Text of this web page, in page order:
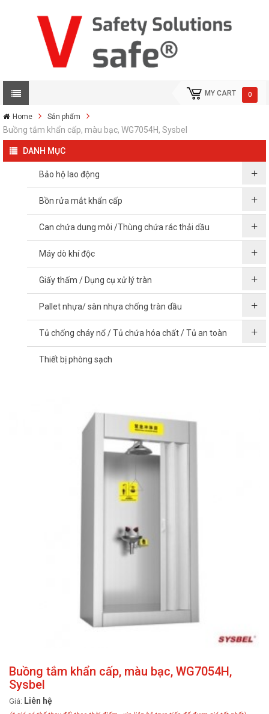
MY CART 0
Home Sản phẩm
Buồng tắm khẩn cấp, màu bạc, WG7054H, Sysbel
DANH MỤC
Bảo hộ lao động
Bồn rửa mắt khẩn cấp
Can chứa dung môi /Thùng chứa rác thải dầu
Máy dò khí độc
Giấy thấm / Dụng cụ xử lý tràn
Pallet nhựa/ sàn nhựa chống tràn dầu
Tủ chống cháy nổ / Tủ chứa hóa chất / Tủ an toàn
Thiết bị phòng sạch
Buồng tắm khẩn cấp, màu bạc, WG7054H,
Sysbel
Giá: Liên hệ